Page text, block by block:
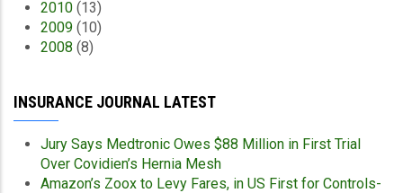
2010 (13)
2009 (10)
2008 (8)
INSURANCE JOURNAL LATEST
Jury Says Medtronic Owes $88 Million in First Trial
Over Covidien’s Hernia Mesh
Amazon’s Zoox to Levy Fares, in US First for Controls-